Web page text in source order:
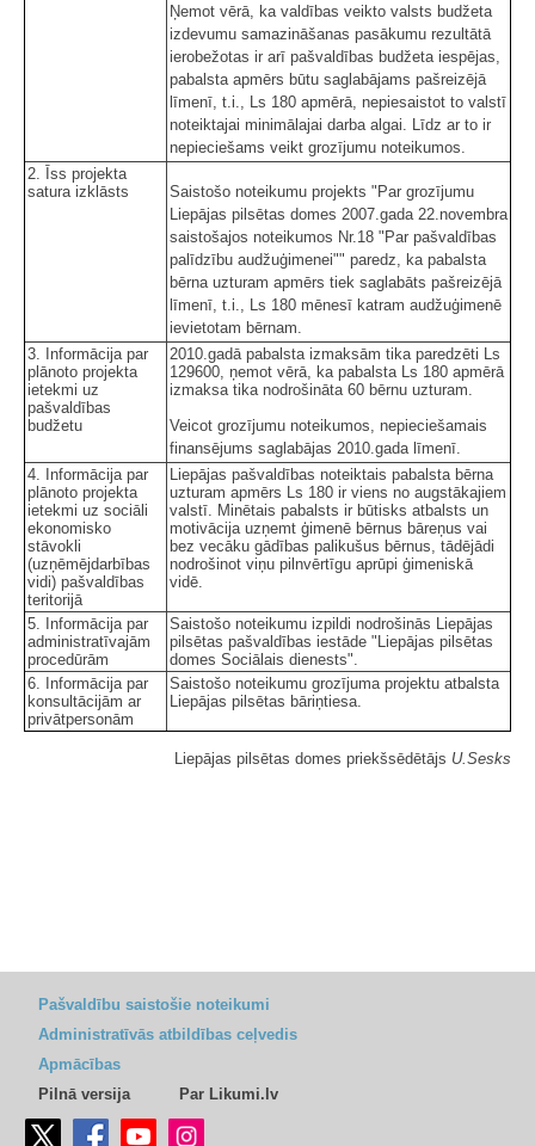
Ņemot vērā, ka valdības veikto valsts budžeta
izdevumu samazināšanas pasākumu rezultātā
ierobežotas ir arī pašvaldības budžeta iespējas,
pabalsta apmērs būtu saglabājams pašreizējā
līmenī, t.i., Ls 180 apmērā, nepiesaistot to valstī
noteiktajai minimālajai darba algai. Līdz ar to ir
nepieciešams veikt grozījumu noteikumos.
2. Īss projekta
satura izklāsts
Saistošo noteikumu projekts "Par grozījumu
Liepājas pilsētas domes 2007.gada 22.novembra
saistošajos noteikumos Nr.18 "Par pašvaldības
palīdzību audžuģimenei"" paredz, ka pabalsta
bērna uzturam apmērs tiek saglabāts pašreizējā
līmenī, t.i., Ls 180 mēnesī katram audžuģimenē
ievietotam bērnam.
3. Informācija par
plānoto projekta
ietekmi uz
pašvaldības
budžetu
2010.gadā pabalsta izmaksām tika paredzēti Ls
129600, ņemot vērā, ka pabalsta Ls 180 apmērā
izmaksa tika nodrošināta 60 bērnu uzturam.
Veicot grozījumu noteikumos, nepieciešamais
finansējums saglabājas 2010.gada līmenī.
4. Informācija par
plānoto projekta
ietekmi uz sociāli
ekonomisko
stāvokli
(uzņēmējdarbības
vidi) pašvaldības
teritorijā
Liepājas pašvaldības noteiktais pabalsta bērna
uzturam apmērs Ls 180 ir viens no augstākajiem
valstī. Minētais pabalsts ir būtisks atbalsts un
motivācija uzņemt ģimenē bērnus bāreņus vai
bez vecāku gādības palikušus bērnus, tādējādi
nodrošinot viņu pilnvērtīgu aprūpi ģimeniskā
vidē.
5. Informācija par
administratīvajām
procedūrām
Saistošo noteikumu izpildi nodrošinās Liepājas
pilsētas pašvaldības iestāde "Liepājas pilsētas
domes Sociālais dienests".
6. Informācija par
konsultācijām ar
privātpersonām
Saistošo noteikumu grozījuma projektu atbalsta
Liepājas pilsētas bāriņtiesa.
Liepājas pilsētas domes priekšsēdētājs U.Sesks
Pašvaldību saistošie noteikumi
Administratīvās atbildības ceļvedis
Apmācības
Pilnā versija
Par Likumi.lv